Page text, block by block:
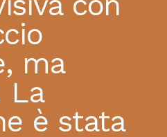
ma
La
è stata